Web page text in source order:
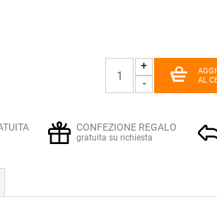
+
-
AL
CONFEZIONE REGALO
gratuita su richiesta